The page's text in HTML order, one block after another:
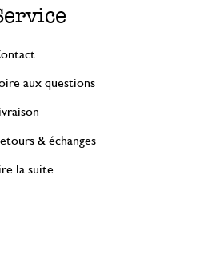
aux questions
& échanges
la suite…